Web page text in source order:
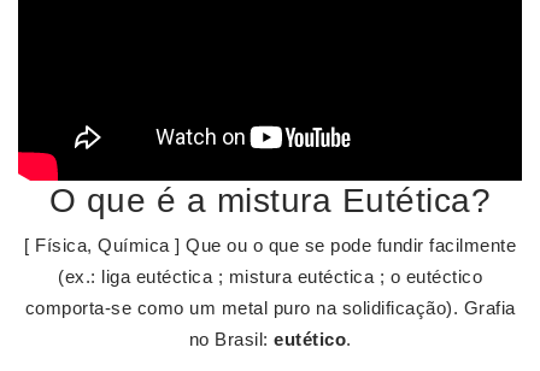
O que é a mistura Eutética?
[ Física, Química ] Que ou o que se pode fundir facilmente
(ex.: liga eutéctica ; mistura eutéctica ; o eutéctico
comporta-se como um metal puro na solidificação). Grafia
no Brasil: eutético.